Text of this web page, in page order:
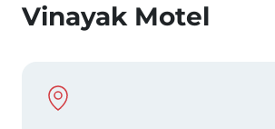
Vinayak Motel
Physical Location